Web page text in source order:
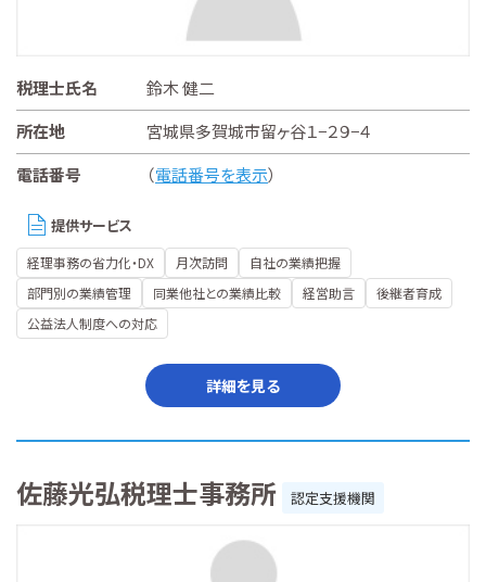
税理士氏名
鈴木 健二
所在地
宮城県多賀城市留ヶ谷１−２９−４
電話番号
（電話番号を表示）
提供サービス
経理事務の省力化・DX 月次訪問
自社の業績把握
部門別の業績管理
同業他社との業績比較 経営助言
後継者育成
公益法人制度への対応
詳細を見る
佐藤光弘税理士事務所 認定支援機関